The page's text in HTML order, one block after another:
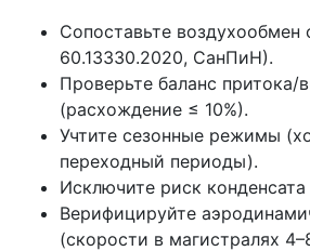
Сопоставьте
60.13330.2020, СанПиН).
Проверьте баланс притока/
(расхождение ≤ 10%).
Учтите сезонные режимы
переходный периоды).
Исключите риск
Верифицируйте
(скорости в магистралях